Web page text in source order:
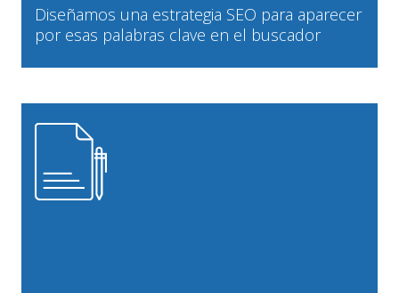
Diseñamos una estrategia SEO para aparecer
por esas palabras clave en el buscador